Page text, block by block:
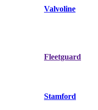
Valvoline
Fleetguard
Stamford